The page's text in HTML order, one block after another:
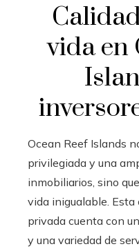
vida en
Ocean Reef Islands
privilegiada y una
inmobiliarios, sino
vida inigualable.
privada cuenta con
y una variedad de